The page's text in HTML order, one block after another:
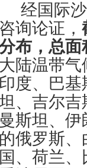
经国际
咨询论证，
布，总面
大陆温带
印度、巴
、吉尔吉
曼斯坦、
的俄罗斯
国、荷兰